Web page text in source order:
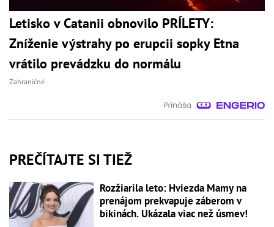
Letisko v Catanii obnovilo PRÍLETY:
Zníženie výstrahy po erupcii sopky Etna
vrátilo prevádzku do normálu
Zahraničné
PREČÍTAJTE SI TIEŽ
Rozžiarila leto: Hviezda Mamy na
prenájom prekvapuje záberom v
bikinách. Ukázala viac než úsmev!